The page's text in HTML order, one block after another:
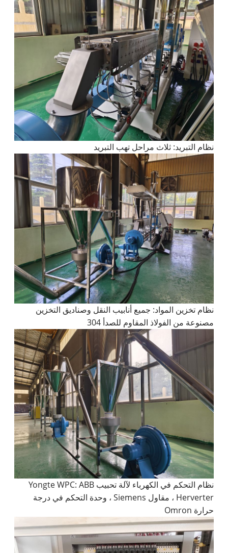
نظام التبريد: ثلاث مراحل تهب التبريد
نظام تخزين المواد: جميع أنابيب النقل وصناديق التخزين
مصنوعة من الفولاذ المقاوم للصدأ 304
نظام التحكم في الكهرباء لآلة تحبيب Yongte WPC: ABB
Herverter ، مقاول Siemens ، وحدة التحكم في درجة
حرارة Omron